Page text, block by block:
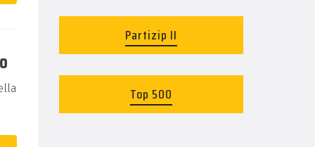
Partizip II
Top 500